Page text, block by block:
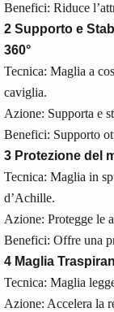
Benefici: Riduce
2 Supporto e
360°
Tecnica: Maglia a
caviglia.
Azione: Supporta e
Benefici: Supporto
3 Protezione del
Tecnica: Maglia in
d’Achille.
Azione: Protegge le
Benefici: Offre una
4 Maglia
Tecnica: Maglia
Azione: Accelera la